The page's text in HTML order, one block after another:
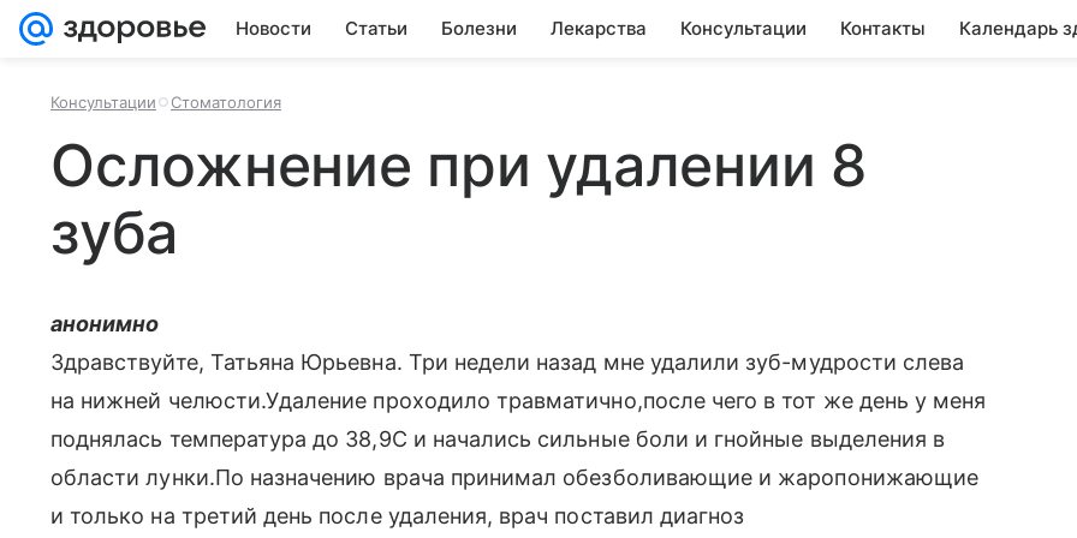
Новости Статьи Болезни Лекарства Консультации Контакты Календарь
Консультации Стоматология
Осложнение при удалении 8
зуба
анонимно
Здравствуйте, Татьяна Юрьевна. Три недели назад мне удалили зуб-мудрости слева
на нижней челюсти.Удаление проходило травматично,после чего в тот же день у меня
поднялась температура до 38,9С и начались сильные боли и гнойные выделения в
области лунки.По назначению врача принимал обезболивающие и жаропонижающие
и только на третий день после удаления, врач поставил диагноз